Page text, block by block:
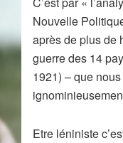
Nouvelle
après de plus de
guerre des 14
1921) – que
Etre léniniste